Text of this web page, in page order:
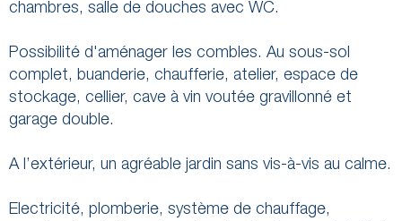
chambres, salle de douches avec WC.
Possibilité d'aménager les combles. Au sous-sol
complet, buanderie, chaufferie, atelier, espace de
stockage, cellier, cave à vin voutée gravillonné et
garage double.
A l’extérieur, un agréable jardin sans vis-à-vis au calme.
Electricité, plomberie, système de chauffage,